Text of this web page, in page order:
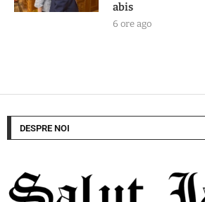
abis
6 ore ago
DESPRE NOI